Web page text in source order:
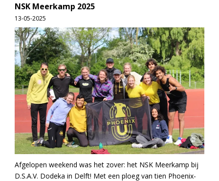
NSK Meerkamp 2025
13-05-2025
Afgelopen weekend was het zover: het NSK Meerkamp bij
D.S.A.V. Dodeka in Delft! Met een ploeg van tien Phoenix-